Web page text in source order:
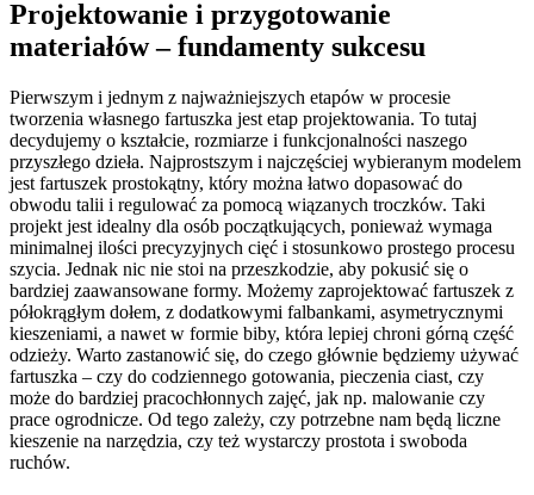
Projektowanie i przygotowanie
materiałów – fundamenty sukcesu
Pierwszym i jednym z najważniejszych etapów w procesie
tworzenia własnego fartuszka jest etap projektowania. To tutaj
decydujemy o kształcie, rozmiarze i funkcjonalności naszego
przyszłego dzieła. Najprostszym i najczęściej wybieranym modelem
jest fartuszek prostokątny, który można łatwo dopasować do
obwodu talii i regulować za pomocą wiązanych troczków. Taki
projekt jest idealny dla osób początkujących, ponieważ wymaga
minimalnej ilości precyzyjnych cięć i stosunkowo prostego procesu
szycia. Jednak nic nie stoi na przeszkodzie, aby pokusić się o
bardziej zaawansowane formy. Możemy zaprojektować fartuszek z
półokrągłym dołem, z dodatkowymi falbankami, asymetrycznymi
kieszeniami, a nawet w formie biby, która lepiej chroni górną część
odzieży. Warto zastanowić się, do czego głównie będziemy używać
fartuszka – czy do codziennego gotowania, pieczenia ciast, czy
może do bardziej pracochłonnych zajęć, jak np. malowanie czy
prace ogrodnicze. Od tego zależy, czy potrzebne nam będą liczne
kieszenie na narzędzia, czy też wystarczy prostota i swoboda
ruchów.